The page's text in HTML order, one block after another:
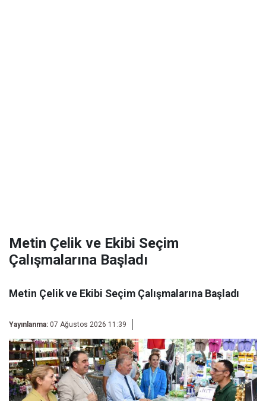
Metin Çelik ve Ekibi Seçim
Çalışmalarına Başladı
Metin Çelik ve Ekibi Seçim Çalışmalarına Başladı
Yayınlanma: 07 Ağustos 2026 11:39